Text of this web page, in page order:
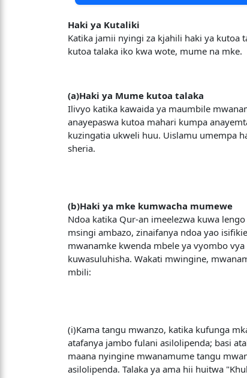
Haki ya Kutaliki
Katika jamii nyingi za kjahili haki ya kutoa
kutoa talaka iko kwa wote, mume na mke.
(a)Haki ya Mume kutoa talaka
Ilivyo katika kawaida ya maumbile
anayepaswa kutoa mahari kumpa
kuzingatia ukweli huu. Uislamu umempa
sheria.
(b)Haki ya mke kumwacha mumewe
Ndoa katika Qur-an imeelezwa kuwa
msingi ambazo, zinaifanya ndoa yao
mwanamke kwenda mbele ya vyombo
kuwasuluhisha. Wakati mwingine,
mbili:
(i)Kama tangu mwanzo, katika kufunga
atafanya jambo fulani asilolipenda; basi
maana nyingine mwanamume tangu
asilolipenda. Talaka ya ama hii huitwa